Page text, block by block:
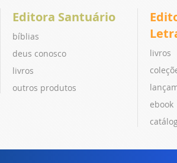
Editora Santuário
bíblias
deus conosco
livros
outros produtos
livros
ebook